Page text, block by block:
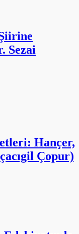
Sezai
Hançer,
Çopur)